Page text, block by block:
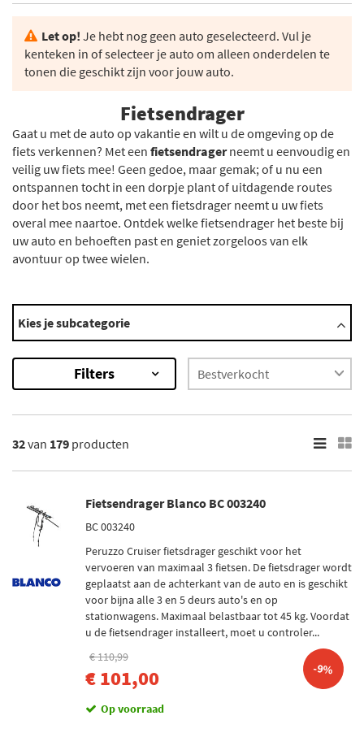
Let op! Je hebt nog geen auto geselecteerd. Vul je
kenteken in of selecteer je auto om alleen onderdelen te
tonen die geschikt zijn voor jouw auto.
Fietsendrager
Gaat u met de auto op vakantie en wilt u de omgeving op de
fiets verkennen? Met een fietsendragerneemt u eenvoudig en
veilig uw fiets mee! Geen gedoe, maar gemak; of u nu een
ontspannen tocht in een dorpje plant of uitdagende routes
door het bos neemt, met een fietsdrager neemt u uw fiets
overal mee naartoe. Ontdek welke fietsendrager het beste bij
uw auto en behoeften past en geniet zorgeloos van elk
avontuur op twee wielen.
Automerken
Abarth
Ac
Adiva
Adly
×
Resultaten
Merken
Dt Spare Parts (11)
Pacol (12)
S-TR (1)
Van Wezel (109)
FAG (1)
Kies je subcategorie
Filters
32van 179 producten
Fietsendrager Blanco BC 003240
BC 003240
Peruzzo Cruiser fietsdrager geschikt voor het
vervoeren van maximaal 3 fietsen. De fietsdrager wordt
geplaatst aan de achterkant van de auto en is geschikt
voor bijna alle 3 en 5 deurs auto's en op
stationwagens. Maximaal belastbaar tot 45 kg. Voordat
u de fietsendrager installeert, moet u controler...
€ 110,99
€ 101,00 -9%
Op voorraad